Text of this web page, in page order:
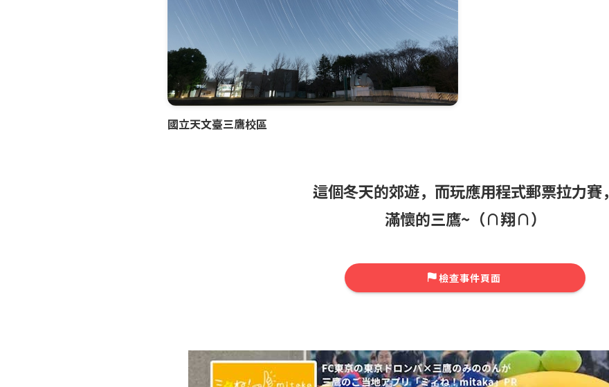
國立天文臺三鷹校區
這個冬天的郊遊，而玩應用程式郵票拉力賽，
滿懷的三鷹~（∩翔∩）
檢查事件頁面